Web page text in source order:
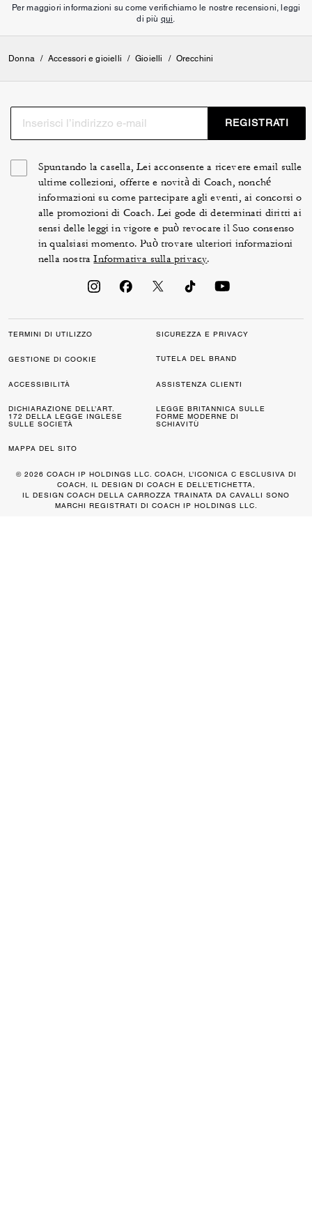
Per maggiori informazioni su come verifichiamo le nostre recensioni, leggi
di più qui
Donna / Accessori e gioielli / Gioielli / Orecchini
REGISTRATI
Spuntando la casella, Lei acconsente a ricevere email sulle
ultime collezioni, offerte e novità di Coach, nonché
informazioni su come partecipare agli eventi, ai concorsi o
alle promozioni di Coach. Lei gode di determinati diritti ai
sensi delle leggi in vigore e può revocare il Suo consenso
in qualsiasi momento. Può trovare ulteriori informazioni
nella nostraInformativa sulla privacy.
TERMINI DI UTILIZZO SICUREZZA E PRIVACY
GESTIONE DI COOKIE TUTELA DEL BRAND
ACCESSIBILITÀ ASSISTENZA CLIENTI
DICHIARAZIONE DELL’ART.
172 DELLA LEGGE INGLESE
SULLE SOCIETÀ
LEGGE BRITANNICA SULLE
FORME MODERNE DI
SCHIAVITÙ
MAPPA DEL SITO
© 2026 COACH IP HOLDINGS LLC. COACH, L’ICONICA C ESCLUSIVA DI
COACH, IL DESIGN DI COACH E DELL’ETICHETTA,
IL DESIGN COACH DELLA CARROZZA TRAINATA DA CAVALLI SONO
MARCHI REGISTRATI DI COACH IP HOLDINGS LLC.